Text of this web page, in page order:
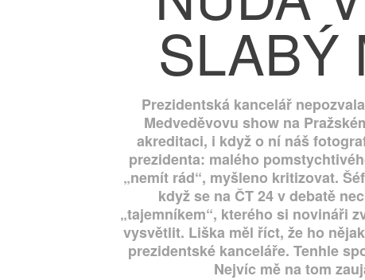
SLABÝ
Prezidentská kancelář
Medveděvovu show na
akreditaci, i když o ní náš
prezidenta: malého
„nemít rád“, myšleno kritizovat.
když se na ČT 24 v debatě
„tajemníkem“, kterého si novináři
vysvětlit. Liška měl říct, že ho
prezidentské kanceláře. Tenhle
Nejvíc mě na tom